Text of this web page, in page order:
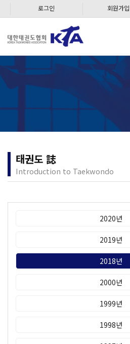
로그인 회원가입
태권도 誌
Introduction to Taekwondo
2020년
2019년
2018년
2000년
1999년
1998년